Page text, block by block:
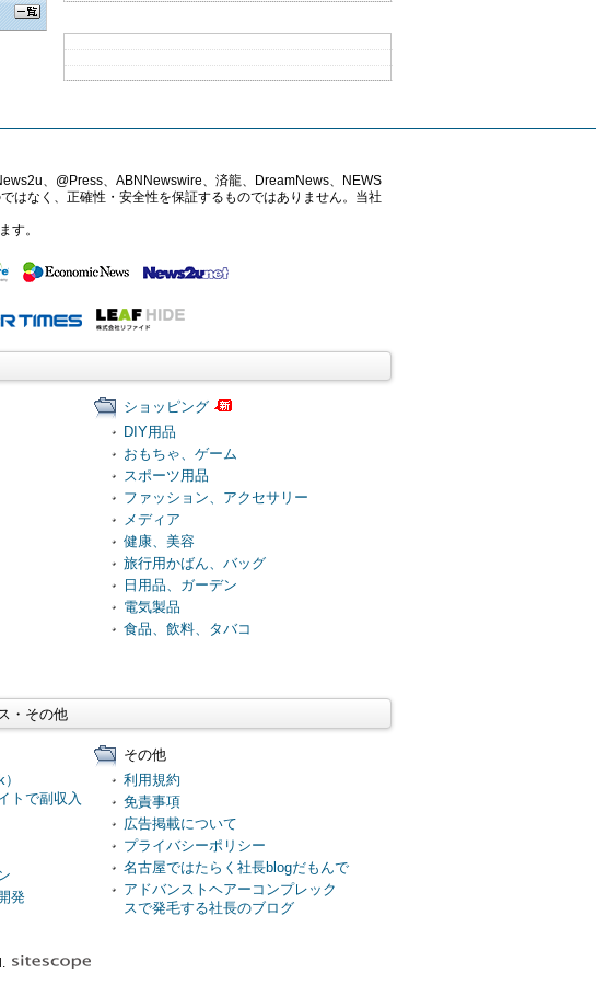
、@Press、ABNNewswire、済龍、DreamNews、NEWS
はなく、正確性・安全性を保証するものではありません。当社
す。
ショッピング
DIY用品
おもちゃ、ゲーム
スポーツ用品
ファッション、アクセサリー
メディア
健康、美容
旅行用かばん、バッグ
日用品、ガーデン
電気製品
食品、飲料、タバコ
・その他
トで副収入
発
その他
利用規約
免責事項
広告掲載について
プライバシーポリシー
名古屋ではたらく社長blogだもんで
アドバンストヘアーコンプレック
スで発毛する社長のブログ